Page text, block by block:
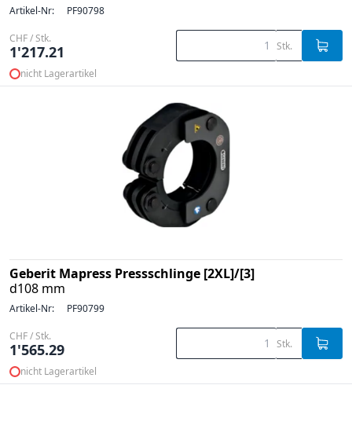
Artikel-Nr: PF90798
CHF / Stk.
1'217.21 Stk.
nicht Lagerartikel
Geberit Mapress Pressschlinge [2XL]/[3]
d108 mm
Artikel-Nr: PF90799
CHF / Stk.
1'565.29 Stk.
nicht Lagerartikel